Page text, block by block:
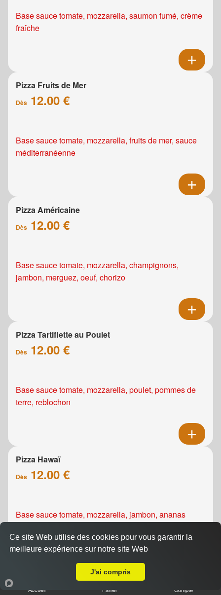
Base sauce tomate, mozzarella, saumon fumé, crème
fraîche
Pizza Fruits de Mer
Dès 12.00 €
Base sauce tomate, mozzarella, fruits de mer, sauce
méditerranéenne
Pizza Américaine
Dès 12.00 €
Base sauce tomate, mozzarella, champignons,
jambon, merguez, oeuf, chorizo
Pizza Tartiflette au Poulet
Dès 12.00 €
Base sauce tomate, mozzarella, poulet, pommes de
terre, reblochon
Pizza Hawaï
Dès 12.00 €
Base sauce tomate, mozzarella, jambon, ananas
Accueil Panier Compte
Ce site Web utilise des cookies pour vous garantir la
meilleure expérience sur notre site Web
J'ai compris